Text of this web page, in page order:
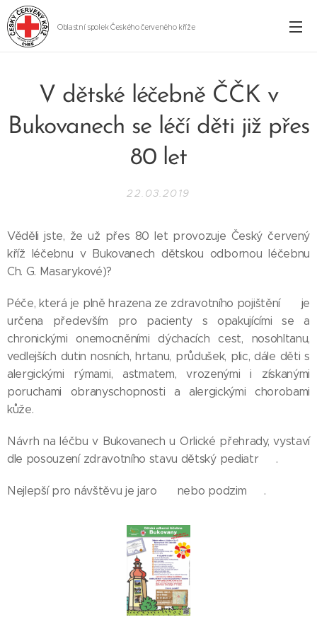
Oblastní spolek Českého červeného kříže
V dětské léčebně ČČK v
Bukovanech se léčí děti již přes
80 let
22.03.2019
Věděli jste, že už přes 80 let provozuje Český červený
kříž léčebnu v Bukovanech dětskou odbornou léčebnu
Ch. G. Masarykové)? 🧐
Péče, která je plně hrazena ze zdravotního pojištění 💸 je
určena především pro pacienty s opakujícími se a
chronickými onemocněními dýchacích cest, nosohltanu,
vedlejších dutin nosních, hrtanu, průdušek, plic, dále děti s
alergickými rýmami, astmatem, vrozenými i získanými
poruchami obranyschopnosti a alergickými chorobami
kůže.
Návrh na léčbu v Bukovanech u Orlické přehrady, vystaví
dle posouzení zdravotního stavu dětský pediatr 👨‍🔬.
Nejlepší pro návštěvu je jaro 🥀 nebo podzim 🍂.